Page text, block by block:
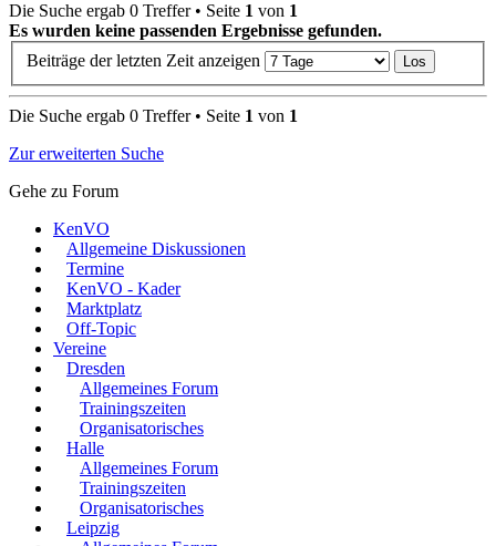
Die Suche ergab 0 Treffer • Seite 1 von 1
Es wurden keine passenden Ergebnisse gefunden.
Beiträge der letzten Zeit anzeigen
Die Suche ergab 0 Treffer • Seite 1 von 1
Zur erweiterten Suche
Gehe zu Forum
KenVO
Allgemeine Diskussionen
Termine
KenVO - Kader
Marktplatz
Off-Topic
Vereine
Dresden
Allgemeines Forum
Trainingszeiten
Organisatorisches
Halle
Allgemeines Forum
Trainingszeiten
Organisatorisches
Leipzig